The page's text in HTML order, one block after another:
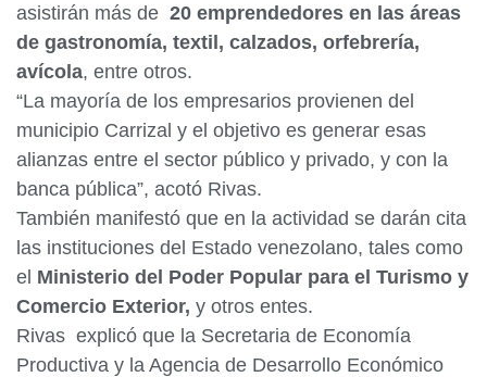
asistirán más de 20 emprendedores en las áreas
de gastronomía, textil, calzados, orfebrería,
avícola, entre otros.
“La mayoría de los empresarios provienen del
municipio Carrizal y el objetivo es generar esas
alianzas entre el sector público y privado, y con la
banca pública”, acotó Rivas.
También manifestó que en la actividad se darán cita
las instituciones del Estado venezolano, tales como
el Ministerio del Poder Popular para el Turismo y
Comercio Exterior, y otros entes.
Rivas explicó que la Secretaria de Economía
Productiva y la Agencia de Desarrollo Económico